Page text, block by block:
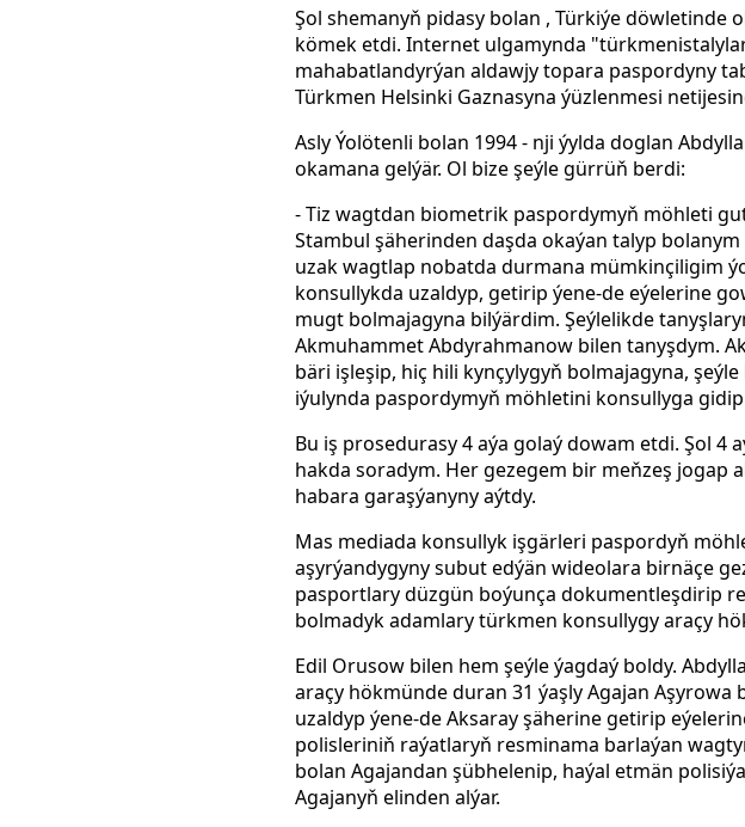
Şol shemanyň pidasy bolan , Türkiýe
kömek etdi. Internet ulgamynda
mahabatlandyrýan aldawjy topara paspordyny
Türkmen Helsinki Gaznasyna ýüzlenmesi
Asly Ýolötenli bolan 1994 - nji ýylda doglan
okamana gelýär. Ol bize şeýle gürrüň berdi:
- Tiz wagtdan biometrik paspordymyň möhleti
Stambul şäherinden daşda okaýan talyp
uzak wagtlap nobatda durmana mümkinçiligim
konsullykda uzaldyp, getirip ýene-de eýelerine
mugt bolmajagyna bilýärdim. Şeýlelikde
Akmuhammet Abdyrahmanow bilen tanyşdym.
bäri işleşip, hiç hili kynçylygyň bolmajagyna,
iýulynda paspordymyň möhletini konsullyga
Bu iş prosedurasy 4 aýa golaý dowam etdi. Şol 4
hakda soradym. Her gezegem bir meňzeş jogap
habara garaşýanyny aýtdy.
Mas mediada konsullyk işgärleri paspordyň
aşyrýandygyny subut edýän wideolara birnäçe
pasportlary düzgün boýunça dokumentleşdirip
bolmadyk adamlary türkmen konsullygy araçy
Edil Orusow bilen hem şeýle ýagdaý boldy.
araçy hökmünde duran 31 ýaşly Agajan
uzaldyp ýene-de Aksaray şäherine getirip
polisleriniň raýatlaryň resminama barlaýan
bolan Agajandan şübhelenip, haýal etmän
Agajanyň elinden alýar.